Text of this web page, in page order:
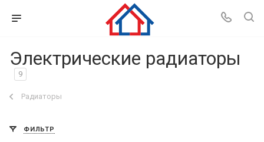
Электрические радиаторы
9
Радиаторы
ФИЛЬТР